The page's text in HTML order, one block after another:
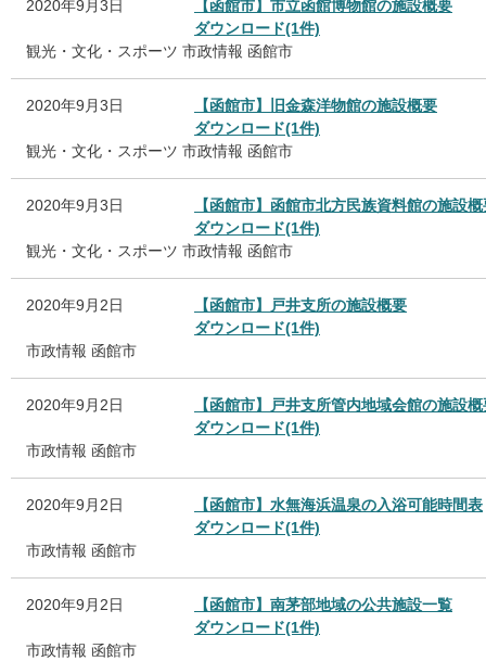
2020年9月3日
【函館市】市立函館博物館の施設概要
ダウンロード(1件)
観光・文化・スポーツ 市政情報 函館市
2020年9月3日
【函館市】旧金森洋物館の施設概要
ダウンロード(1件)
観光・文化・スポーツ 市政情報 函館市
2020年9月3日
【函館市】函館市北方民族資料館の施設概
ダウンロード(1件)
観光・文化・スポーツ 市政情報 函館市
2020年9月2日
【函館市】戸井支所の施設概要
ダウンロード(1件)
市政情報 函館市
2020年9月2日
【函館市】戸井支所管内地域会館の施設
ダウンロード(1件)
市政情報 函館市
2020年9月2日
【函館市】水無海浜温泉の入浴可能時間表
ダウンロード(1件)
市政情報 函館市
2020年9月2日
【函館市】南茅部地域の公共施設一覧
ダウンロード(1件)
市政情報 函館市